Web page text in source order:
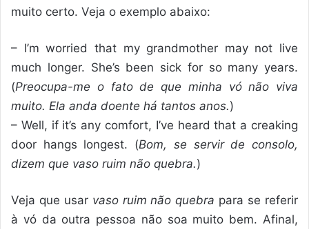
muito certo. Veja o exemplo abaixo:
– I’m worried that my grandmother may not live
much longer. She’s been sick for so many years.
(Preocupa-me o fato de que minha vó não viva
muito. Ela anda doente há tantos anos.)
– Well, if it’s any comfort, I’ve heard that a creaking
door hangs longest. (Bom, se servir de consolo,
dizem que vaso ruim não quebra.)
Veja que usar vaso ruim não quebra para se referir
à vó da outra pessoa não soa muito bem. Afinal,